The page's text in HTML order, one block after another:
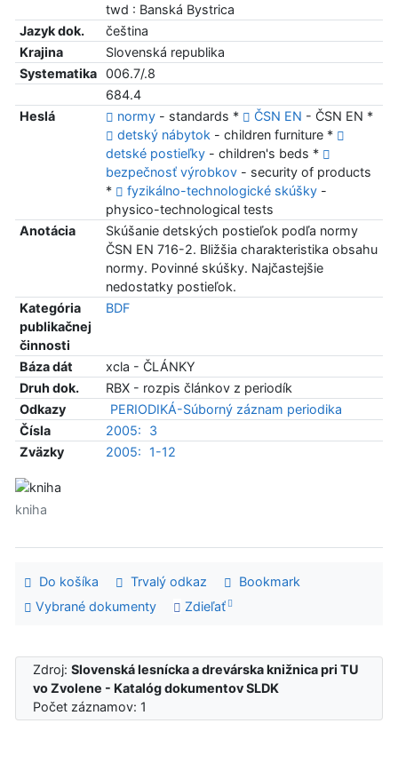
twd : Banská Bystrica
Jazyk dok.
čeština
Krajina
Slovenská republika
Systematika
006.7/.8
684.4
Heslá
normy- standards * ČSN EN - ČSN EN *
detský nábytok- children furniture *
detské postieľky- children's beds *
bezpečnosť výrobkov- security of products
*
fyzikálno-technologické skúšky-
physico-technological tests
Anotácia
Skúšanie detských postieľok podľa normy
ČSN EN 716-2. Bližšia charakteristika obsahu
normy. Povinné skúšky. Najčastejšie
nedostatky postieľok.
Kategória
publikačnej
činnosti
BDF
Báza dát
xcla - ČLÁNKY
Druh dok.
RBX - rozpis článkov z periodík
Odkazy
PERIODIKÁ-Súborný záznam periodika
Čísla
2005:
3
Zväzky
2005: 1-12
kniha
Do košíka Trvalý odkaz
Bookmark
Vybrané dokumenty
Zdieľať
Zdroj:Slovenská lesnícka a drevárska knižnica pri TU
vo Zvolene - Katalóg dokumentov SLDK
Počet záznamov: 1